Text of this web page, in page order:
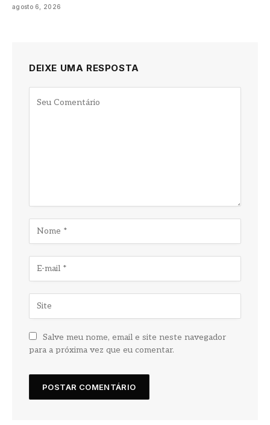
agosto 6, 2026
DEIXE UMA RESPOSTA
Salve meu nome, email e site neste navegador
para a próxima vez que eu comentar.